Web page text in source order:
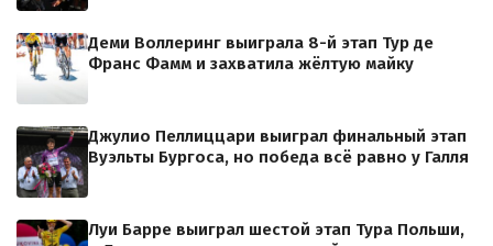
Деми Воллеринг выиграла 8-й этап Тур де
Франс Фамм и захватила жёлтую майку
Джулио Пеллиццари выиграл финальный этап
Вуэльты Бургоса, но победа всё равно у Галля
Луи Барре выиграл шестой этап Тура Польши,